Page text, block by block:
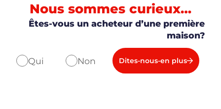
Nous sommes curieux…
Êtes-vous un acheteur d’une première
maison?
Qui Non Dites-nous-en plus